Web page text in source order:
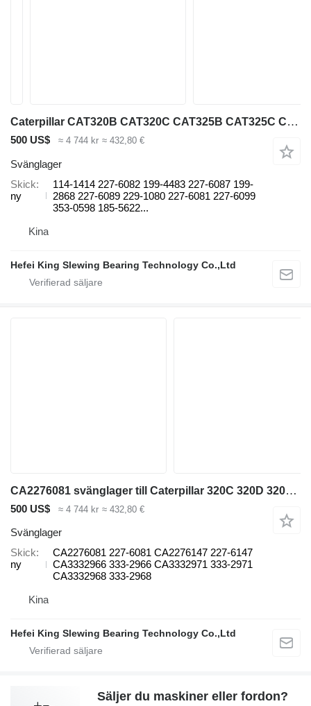
Caterpillar CAT320B CAT320C CAT325B CAT325C CAT330B CAT330C CAT330D CAT315D 114-1414 svänglager till Caterpillar CAT320B CAT320C CAT325B CAT325C CAT330B CAT330C CAT330D CAT315D CAT320C CAT390F CAT365C CB564D CAT307.5 grävmaskin
500 US$ ≈ 4 744 kr ≈ 432,80 €
Svänglager
Skick
ny
114-1414 227-6082 199-4483 227-6087 199-
2868 227-6089 229-1080 227-6081 227-6099
353-0598 185-5622...
Kina
Hefei King Slewing Bearing Technology Co.,Ltd
CA2276081 svänglager till Caterpillar 320C 320D 320CL grävmaskin
500 US$ ≈ 4 744 kr ≈ 432,80 €
Svänglager
Skick
ny
CA2276081 227-6081 CA2276147 227-6147
CA3332966 333-2966 CA3332971 333-2971
CA3332968 333-2968
Kina
Hefei King Slewing Bearing Technology Co.,Ltd
Säljer du maskiner eller fordon?